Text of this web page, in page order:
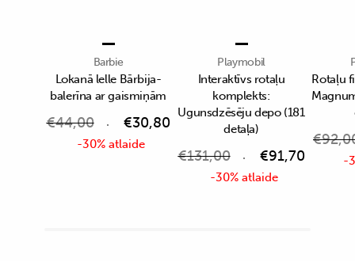
Barbie
Lokanā lelle Bārbija-
balerīna ar gaismiņām
€44,00 €30,80
-30% atlaide
Playmobil
Interaktīvs rotaļu
komplekts:
Ugunsdzēsēju depo (181
detaļa)
€131,00 €91,70
-30% atlaide
Rotaļu
€
-